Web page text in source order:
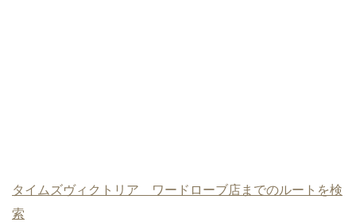
タイムズヴィクトリア ワードローブ店までのルートを検
索